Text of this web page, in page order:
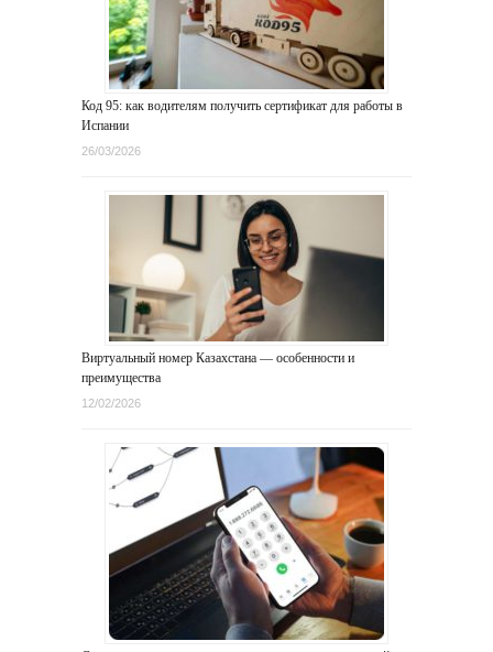
Код 95: как водителям получить сертификат для работы в
Испании
26/03/2026
Виртуальный номер Казахстана — особенности и
преимущества
12/02/2026